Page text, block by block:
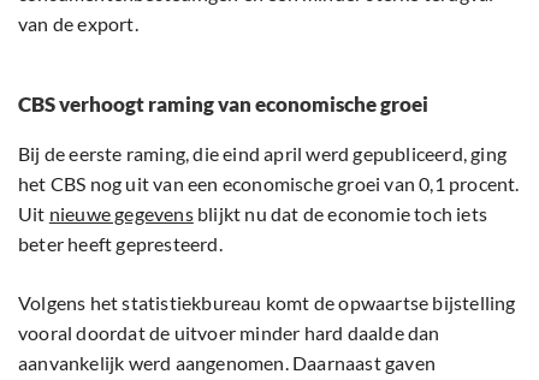
van de export.
CBS verhoogt raming van economische groei
Bij de eerste raming, die eind april werd gepubliceerd, ging
het CBS nog uit van een economische groei van 0,1 procent.
Uit nieuwe gegevensblijkt nu dat de economie toch iets
beter heeft gepresteerd.
Volgens het statistiekbureau komt de opwaartse bijstelling
vooral doordat de uitvoer minder hard daalde dan
aanvankelijk werd aangenomen. Daarnaast gaven